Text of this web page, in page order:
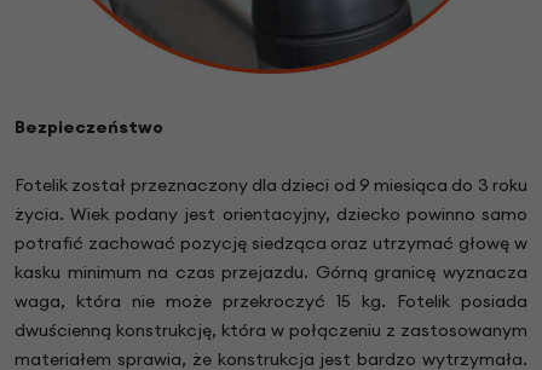
Bezpieczeństwo
Fotelik został przeznaczony dla dzieci od 9 miesiąca do 3 roku
życia. Wiek podany jest orientacyjny, dziecko powinno samo
potrafić zachować pozycję siedząca oraz utrzymać głowę w
kasku minimum na czas przejazdu. Górną granicę wyznacza
waga, która nie może przekroczyć 15 kg. Fotelik posiada
dwuścienną konstrukcję, która w połączeniu z zastosowanym
materiałem sprawia, że konstrukcja jest bardzo wytrzymała.